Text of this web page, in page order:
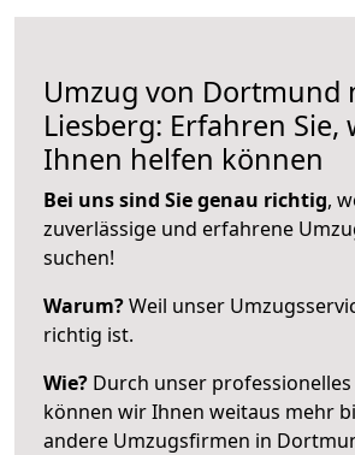
Umzug von Dortmund
Liesberg: Erfahren Sie,
Ihnen helfen können
Bei uns sind Sie genau richtig,
zuverlässige und erfahrene
suchen!
Warum?Weil unser
richtig ist.
Wie? Durch unser
können wir Ihnen weitaus mehr
andere Umzugsfirmen in